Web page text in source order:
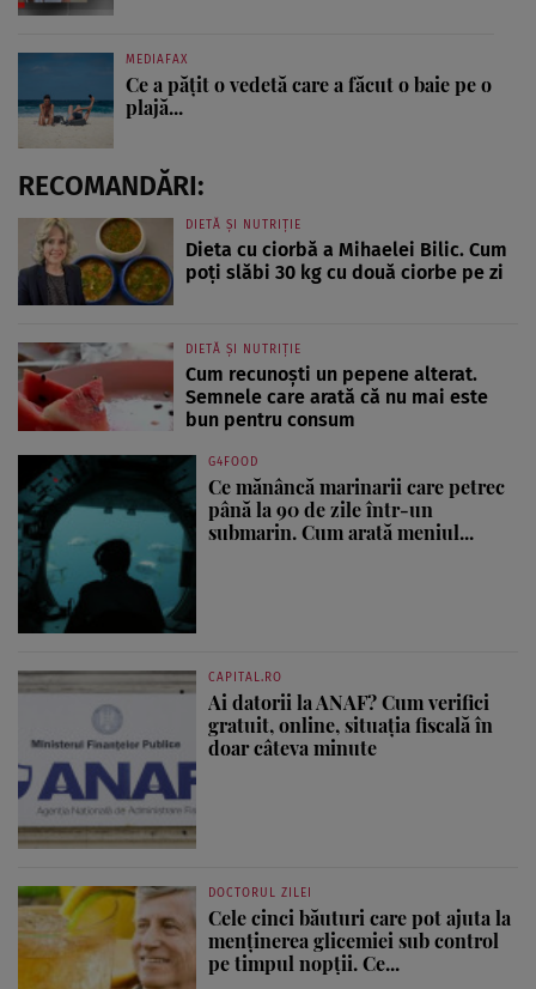
MEDIAFAX
Ce a pățit o vedetă care a făcut o baie pe o
plajă...
RECOMANDĂRI:
DIETĂ ȘI NUTRIȚIE
Dieta cu ciorbă a Mihaelei Bilic. Cum
poți slăbi 30 kg cu două ciorbe pe zi
DIETĂ ȘI NUTRIȚIE
Cum recunoști un pepene alterat.
Semnele care arată că nu mai este
bun pentru consum
G4FOOD
Ce mănâncă marinarii care petrec
până la 90 de zile într-un
submarin. Cum arată meniul...
CAPITAL.RO
Ai datorii la ANAF? Cum verifici
gratuit, online, situația fiscală în
doar câteva minute
DOCTORUL ZILEI
Cele cinci băuturi care pot ajuta la
menținerea glicemiei sub control
pe timpul nopții. Ce...